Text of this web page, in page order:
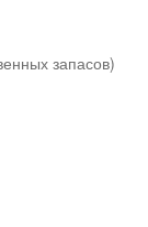
запасов)